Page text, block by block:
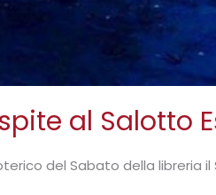
al Salotto
del Sabato della libreria